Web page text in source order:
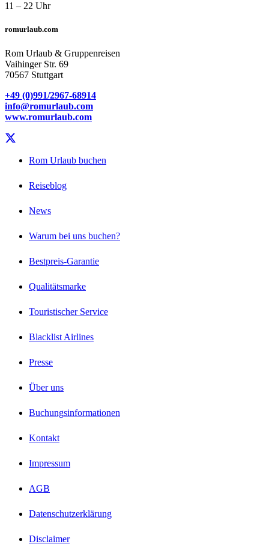
11 – 22 Uhr
romurlaub.com
Rom Urlaub & Gruppenreisen
Vaihinger Str. 69
70567 Stuttgart
+49 (0)991/2967-68914
info@romurlaub.com
www.romurlaub.com
Rom Urlaub buchen
Reiseblog
News
Warum bei uns buchen?
Bestpreis-Garantie
Qualitätsmarke
Touristischer Service
Blacklist Airlines
Presse
Über uns
Buchungsinformationen
Kontakt
Impressum
AGB
Datenschutzerklärung
Disclaimer